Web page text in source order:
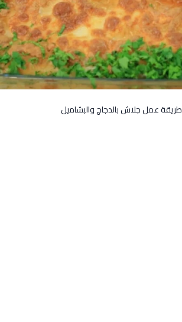
طريقة عمل جلاش بالدجاج والبشاميل